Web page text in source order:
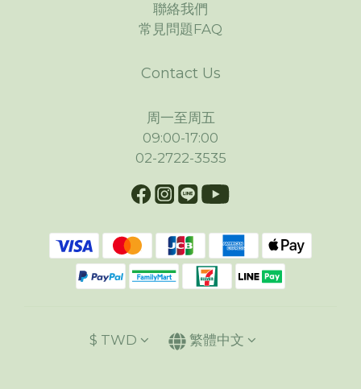
聯絡我們
常見問題FAQ
Contact Us
周一至周五
09:00-17:00
02-2722-3535
$ TWD 繁體中文